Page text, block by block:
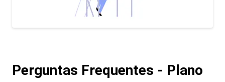
Perguntas Frequentes - Plano